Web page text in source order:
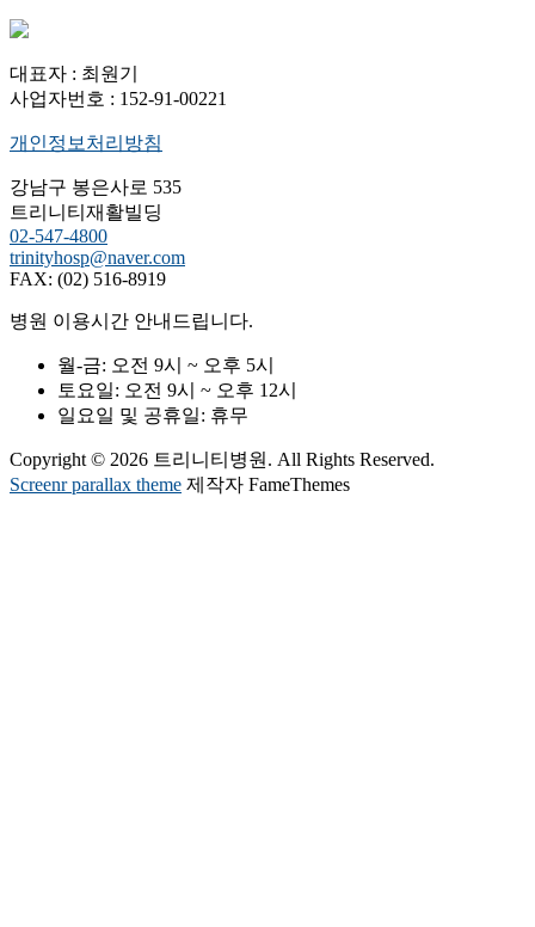
대표자 : 최원기
사업자번호 : 152-91-00221
개인정보처리방침
강남구 봉은사로 535
트리니티재활빌딩
02-547-4800
trinityhosp@naver.com
FAX: (02) 516-8919
병원 이용시간 안내드립니다.
월-금: 오전 9시 ~ 오후 5시
토요일: 오전 9시 ~ 오후 12시
일요일 및 공휴일: 휴무
Copyright © 2026 트리니티병원. All Rights Reserved.
Screenr parallax theme 제작자 FameThemes